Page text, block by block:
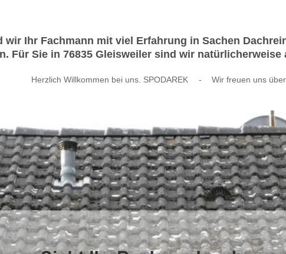
wir Ihr Fachmann mit viel Erfahrung in Sachen
Für Sie in 76835 Gleisweiler sind wir natürlicherweise
Herzlich Willkommen bei uns. SPODAREK - Wir freuen uns